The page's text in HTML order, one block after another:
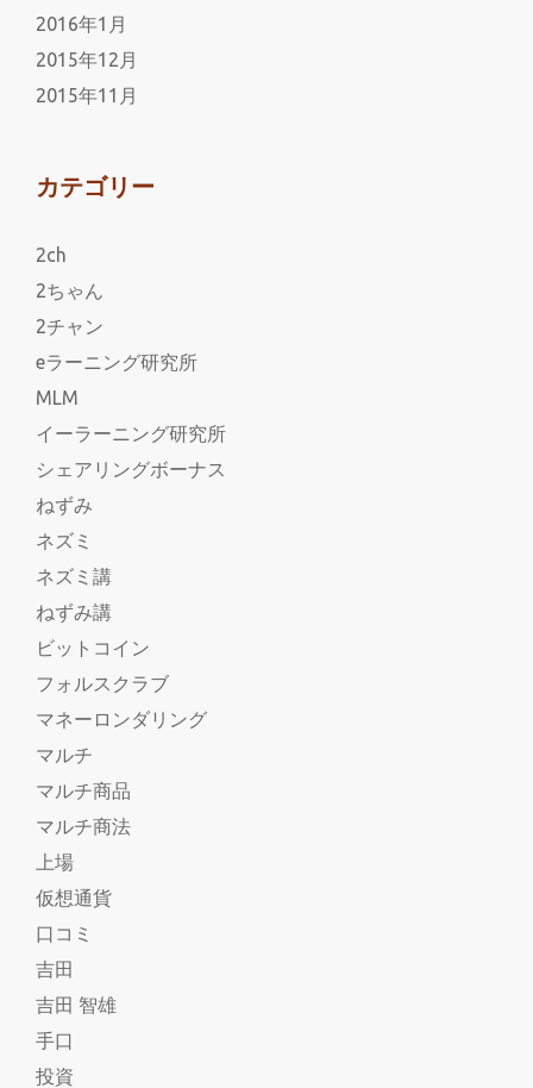
2016年1月
2015年12月
2015年11月
カテゴリー
2ch
2ちゃん
2チャン
eラーニング研究所
MLM
イーラーニング研究所
シェアリングボーナス
ねずみ
ネズミ
ネズミ講
ねずみ講
ビットコイン
フォルスクラブ
マネーロンダリング
マルチ
マルチ商品
マルチ商法
上場
仮想通貨
口コミ
吉田
吉田 智雄
手口
投資